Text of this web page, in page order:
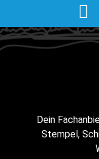
Dein
Stempel,